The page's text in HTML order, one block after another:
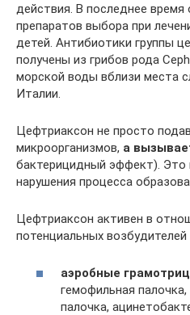
действия. В последнее время
препаратов выбора при
детей. Антибиотики группы
получены из грибов рода
морской воды вблизи места
Италии.
Цефтриаксон не просто
микроорганизмов, а
бактерицидный эффект). Это
нарушения процесса
Цефтриаксон активен в
потенциальных возбудителей
аэробные
гемофильная
палочка,